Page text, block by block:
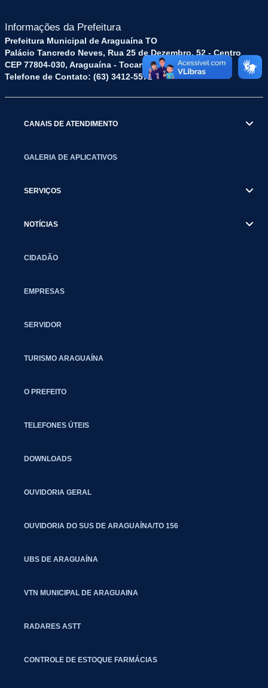
Informações da Prefeitura
Prefeitura Municipal de Araguaína TO
Palácio Tancredo Neves, Rua 25 de Dezembro, 52 - Centro
CEP 77804-030, Araguaína - Tocantins.
Telefone de Contato: (63) 3412-5572
CANAIS DE ATENDIMENTO
GALERIA DE APLICATIVOS
SERVIÇOS
NOTÍCIAS
CIDADÃO
EMPRESAS
SERVIDOR
TURISMO ARAGUAÍNA
O PREFEITO
TELEFONES ÚTEIS
DOWNLOADS
OUVIDORIA GERAL
OUVIDORIA DO SUS DE ARAGUAÍNA/TO 156
UBS DE ARAGUAÍNA
VTN MUNICIPAL DE ARAGUAINA
RADARES ASTT
CONTROLE DE ESTOQUE FARMÁCIAS